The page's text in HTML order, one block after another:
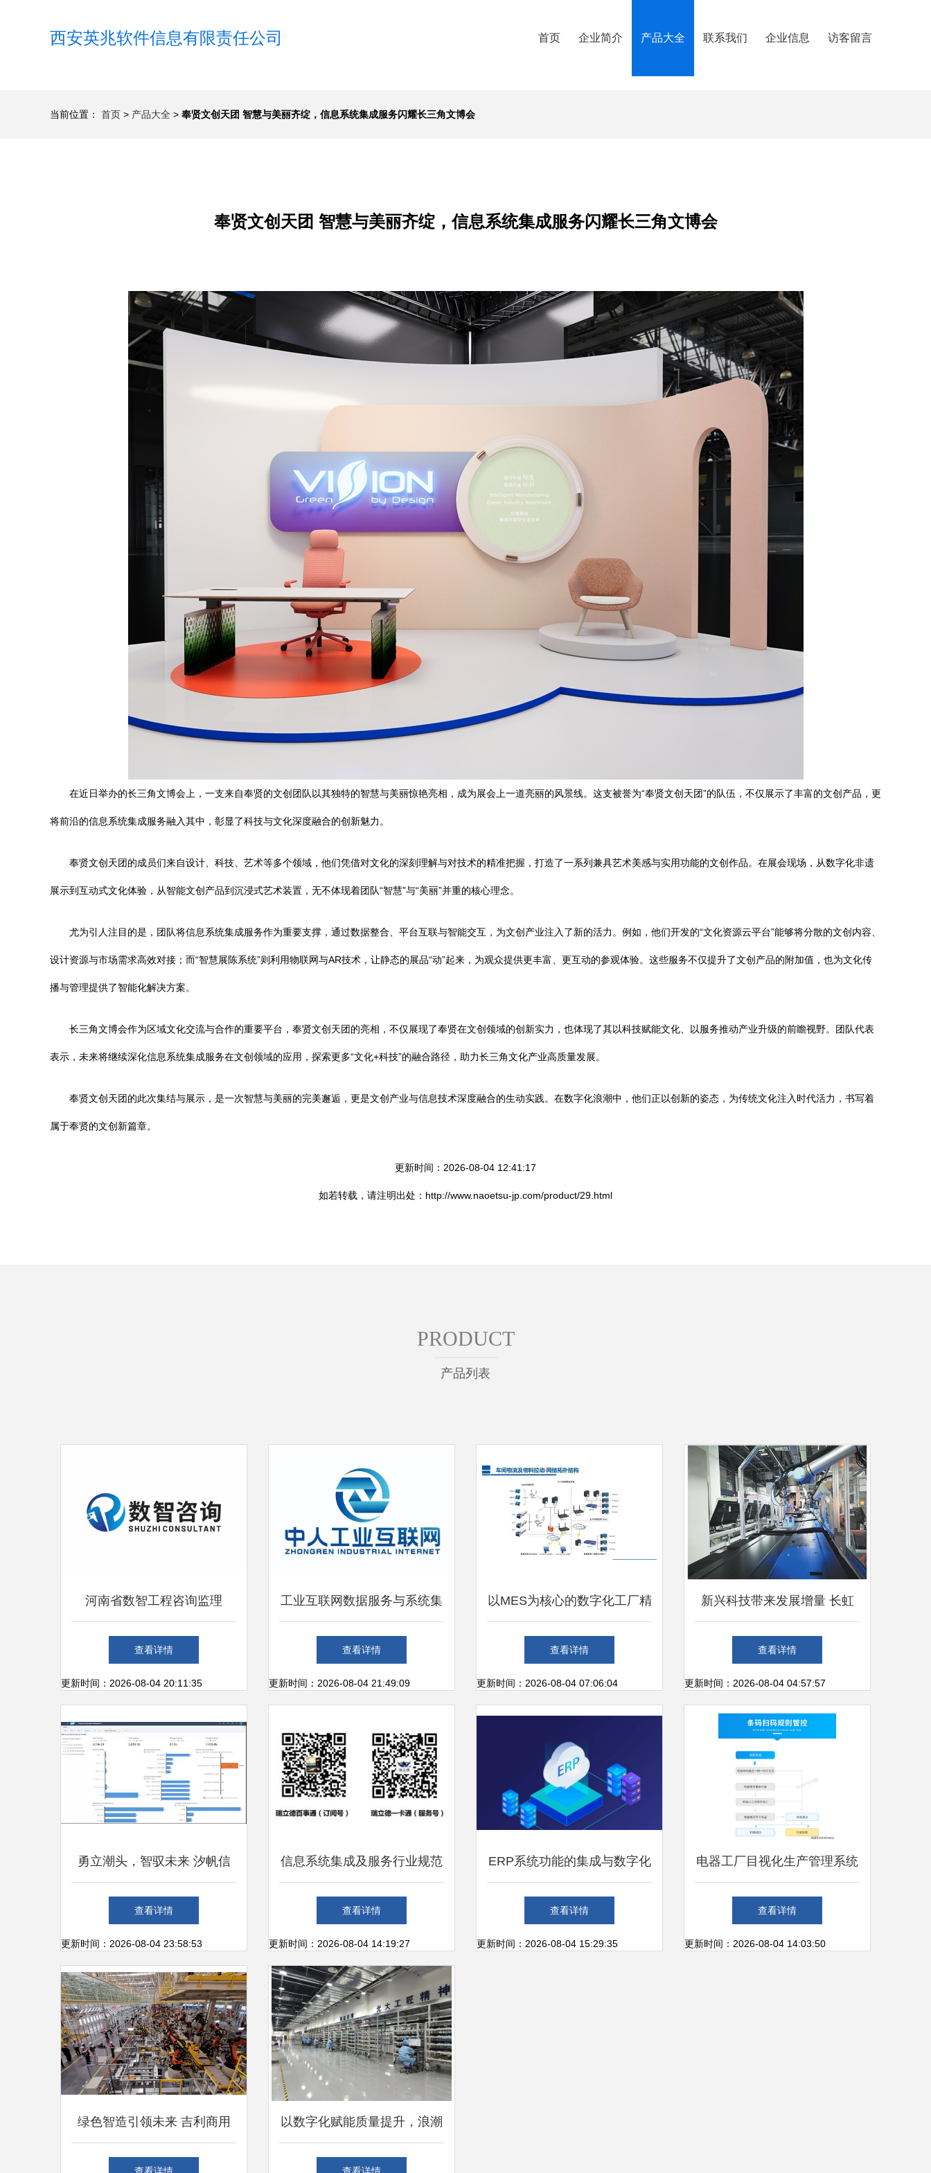
西安英兆软件信息有限责任公司 首页 企业简介 产品大全 联系我们 企业信息 访客留言
当前位置： 首页 > 产品大全 > 奉贤文创天团 智慧与美丽齐绽，信息系统集成服务闪耀长三角文博会
奉贤文创天团 智慧与美丽齐绽，信息系统集成服务闪耀长三角文博会
在近日举办的长三角文博会上，一支来自奉贤的文创团队以其独特的智慧与美丽惊艳亮相，成为展会上一道亮丽的风景线。这支被誉为“奉贤文创天团”的队伍，不仅展示了丰富的文创产品，更
将前沿的信息系统集成服务融入其中，彰显了科技与文化深度融合的创新魅力。
奉贤文创天团的成员们来自设计、科技、艺术等多个领域，他们凭借对文化的深刻理解与对技术的精准把握，打造了一系列兼具艺术美感与实用功能的文创作品。在展会现场，从数字化非遗
展示到互动式文化体验，从智能文创产品到沉浸式艺术装置，无不体现着团队“智慧”与“美丽”并重的核心理念。
尤为引人注目的是，团队将信息系统集成服务作为重要支撑，通过数据整合、平台互联与智能交互，为文创产业注入了新的活力。例如，他们开发的“文化资源云平台”能够将分散的文创内容、
设计资源与市场需求高效对接；而“智慧展陈系统”则利用物联网与AR技术，让静态的展品“动”起来，为观众提供更丰富、更互动的参观体验。这些服务不仅提升了文创产品的附加值，也为文化传
播与管理提供了智能化解决方案。
长三角文博会作为区域文化交流与合作的重要平台，奉贤文创天团的亮相，不仅展现了奉贤在文创领域的创新实力，也体现了其以科技赋能文化、以服务推动产业升级的前瞻视野。团队代表
表示，未来将继续深化信息系统集成服务在文创领域的应用，探索更多“文化+科技”的融合路径，助力长三角文化产业高质量发展。
奉贤文创天团的此次集结与展示，是一次智慧与美丽的完美邂逅，更是文创产业与信息技术深度融合的生动实践。在数字化浪潮中，他们正以创新的姿态，为传统文化注入时代活力，书写着
属于奉贤的文创新篇章。
更新时间：2026-08-04 12:41:17
如若转载，请注明出处：http://www.naoetsu-jp.com/product/29.html
PRODUCT
产品列表
河南省数智工程咨询监理
查看详情
更新时间：2026-08-04 20:11:35
工业互联网数据服务与系统集
成 张勇公司的数字化转型新
范式
查看详情
更新时间：2026-08-04 21:49:09
以MES为核心的数字化工厂精
益生产一体化解决方案
查看详情
更新时间：2026-08-04 07:06:04
新兴科技带来发展增量 长虹
等制造商迎来黄金十年
查看详情
更新时间：2026-08-04 04:57:57
勇立潮头，智驭未来 汐帆信
息SAP S/4HANA Cloud年度
九大新功能全景解析
查看详情
更新时间：2026-08-04 23:58:53
信息系统集成及服务行业规范
发展新篇章 行业联盟正式成
立
查看详情
更新时间：2026-08-04 14:19:27
ERP系统功能的集成与数字化
重构企业信息系统的核心价值
查看详情
更新时间：2026-08-04 15:29:35
电器工厂目视化生产管理系统
的信息系统集成服务研究
查看详情
更新时间：2026-08-04 14:03:50
绿色智造引领未来 吉利商用
车上饶数智工厂落成，新能源
以数字化赋能质量提升，浪潮
计算机入选山东省质量标杆